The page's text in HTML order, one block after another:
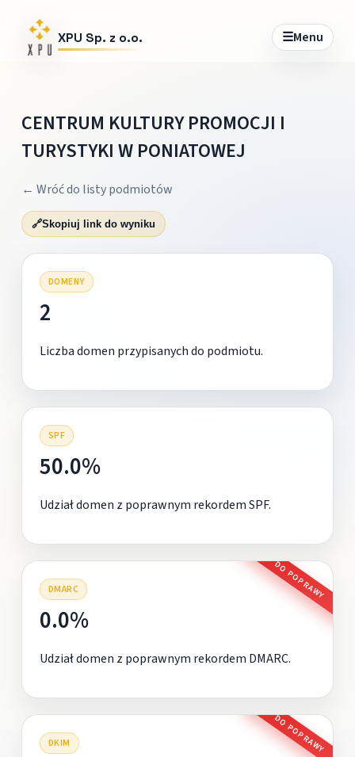
XPU Sp. z o.o. ☰Menu
CENTRUM KULTURY PROMOCJI I
TURYSTYKI W PONIATOWEJ
← Wróć do listy podmiotów
🔗Skopiuj link do wyniku
DOMENY
2
Liczba domen przypisanych do podmiotu.
SPF
50.0%
Udział domen z poprawnym rekordem SPF.
DMARC DO POPRAWY
0.0%
Udział domen z poprawnym rekordem DMARC.
DKIM DO POPRAWY